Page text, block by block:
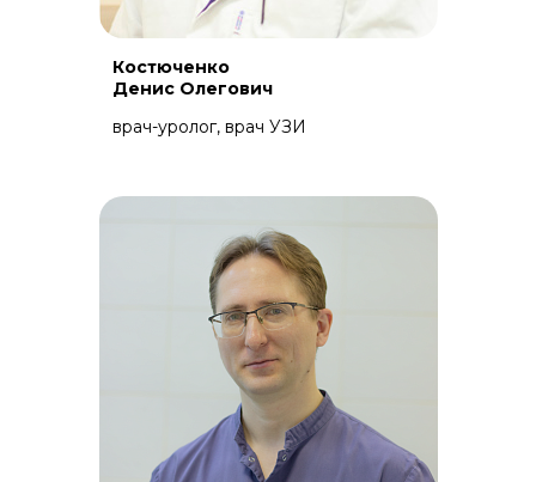
Костюченко
Денис Олегович
врач-уролог, врач УЗИ